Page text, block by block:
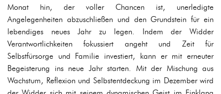
Monat hin, der voller Chancen ist, unerledigte
Angelegenheiten abzuschließen und den Grundstein für ein
lebendiges neues Jahr zu legen. Indem der Widder
Verantwortlichkeiten fokussiert angeht und Zeit für
Selbstfürsorge und Familie investiert, kann er mit erneuter
Begeisterung ins neue Jahr starten. Mit der Mischung aus
Wachstum, Reflexion und Selbstentdeckung im Dezember wird